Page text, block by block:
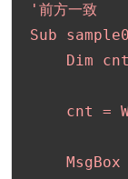
'前方一致
Sub
Dim
cnt =
MsgBox